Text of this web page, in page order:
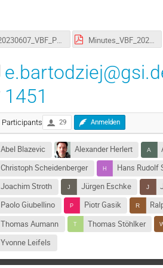
20230607_VBF_PG.pdf
1451
Participants 29 Anmelden
Abel Blazevic Alexander Herlert
Christoph Scheidenberger
Hans Rudolf
Joachim Stroth
Jürgen Eschke
Paolo Giubellino
Piotr Gasik
Thomas Aumann
Thomas Stöhlker
Yvonne Leifels